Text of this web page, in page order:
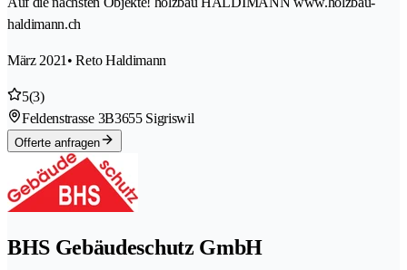
haldimann.ch
März 2021 • Reto Haldimann
5(3)
Feldenstrasse 3B3655 Sigriswil
Offerte anfragen
BHS Gebäudeschutz GmbH